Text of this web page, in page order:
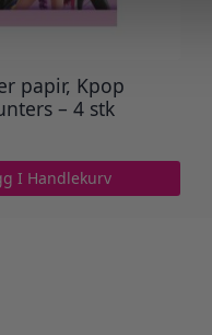
papir, Kpop
– 4 stk
I Handlekurv